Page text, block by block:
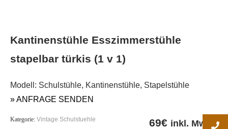
Kantinenstühle Esszimmerstühle
stapelbar türkis (1 v 1)
Modell: Schulstühle, Kantinenstühle, Stapelstühle
» ANFRAGE SENDEN
69€ inkl. MwSt.
Kategorie: Vintage Schulstuehle